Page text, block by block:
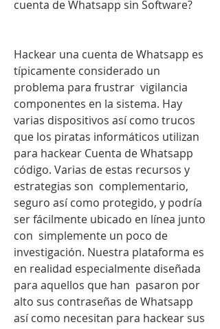
cuenta de Whatsapp sin Software?
Hackear una cuenta de Whatsapp es
típicamente considerado un
problema para frustrar  vigilancia
componentes en la sistema. Hay
varias dispositivos así como trucos
que los piratas informáticos utilizan
para hackear Cuenta de Whatsapp
código. Varias de estas recursos y
estrategias son  complementario,
seguro así como protegido, y podría
ser fácilmente ubicado en línea junto
con  simplemente un poco de
investigación. Nuestra plataforma es
en realidad especialmente diseñada
para aquellos que han  pasaron por
alto sus contraseñas de Whatsapp
así como necesitan para hackear sus